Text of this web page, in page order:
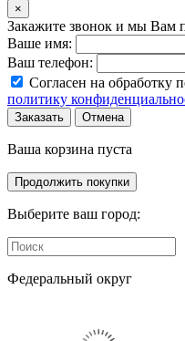
×
Закажите звонок и мы Вам
Ваше имя:
Ваш телефон:
Согласен на
политику
Заказать Отмена
Ваша корзина пуста
Продолжить покупки
Выберите ваш город:
Федеральный округ